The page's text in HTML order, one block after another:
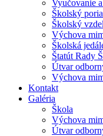
Vyučovanie
Školský
Školský
Výchova
Školská
Štatút Rady
Útvar
Výchova
Kontakt
Galéria
Škola
Výchova
Útvar